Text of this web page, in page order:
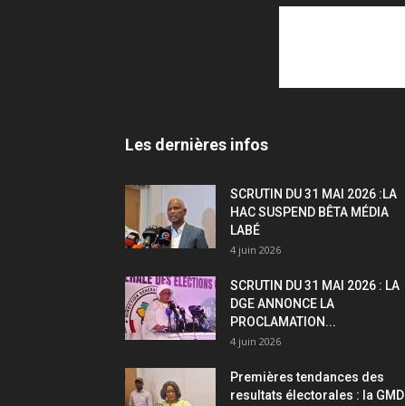
Les dernières infos
SCRUTIN DU 31 MAI 2026 :LA
HAC SUSPEND BÊTA MÉDIA
LABÉ
4 juin 2026
SCRUTIN DU 31 MAI 2026 : LA
DGE ANNONCE LA
PROCLAMATION...
4 juin 2026
Premières tendances des
resultats électorales : la GMD